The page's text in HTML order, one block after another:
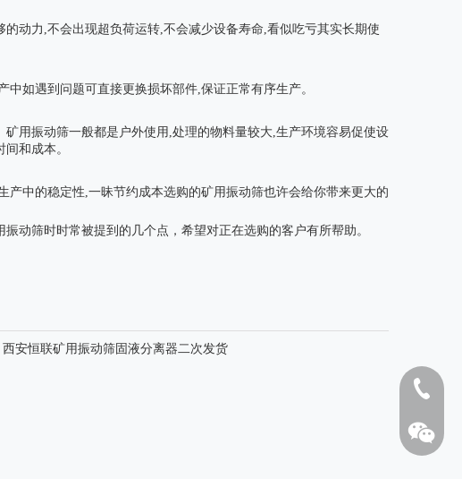
动力,不会出现超负荷运转,不会减少设备寿命,看似吃亏其实长期使
如遇到问题可直接更换损坏部件,保证正常有序生产。
用振动筛一般都是户外使用,处理的物料量较大,生产环境容易促使设
和成本。
中的稳定性,一昧节约成本选购的矿用振动筛也许会给你带来更大的
动筛时时常被提到的几个点，希望对正在选购的客户有所帮助。
西安恒联矿用振动筛固液分离器二次发货